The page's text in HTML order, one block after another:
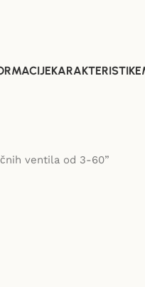
KARAKTERISTIKE
ventila od 3-60”